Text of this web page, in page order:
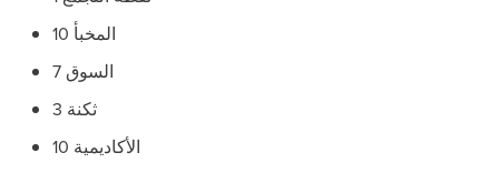
المخبأ 10
السوق 7
ثكنة 3
الأكاديمية 10